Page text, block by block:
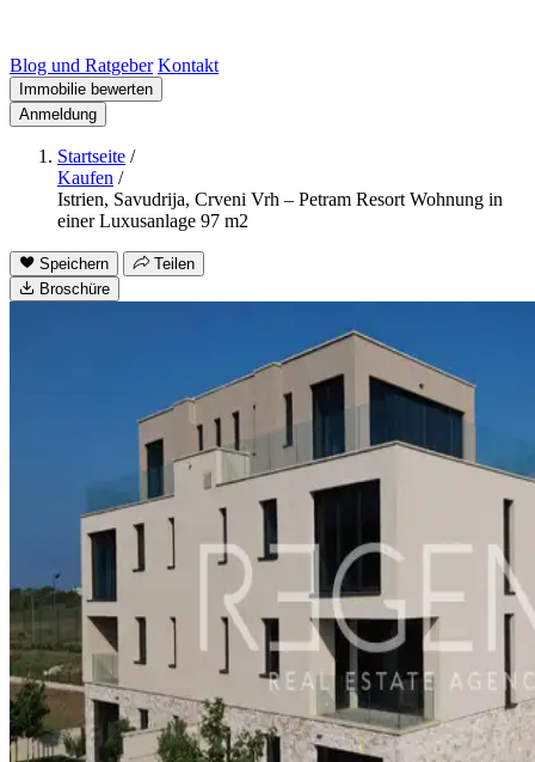
Blog und Ratgeber Kontakt
Immobilie bewerten
Anmeldung
Startseite /
Kaufen /
Istrien, Savudrija, Crveni Vrh – Petram Resort Wohnung in
einer Luxusanlage 97 m2
Speichern
Teilen
Broschüre